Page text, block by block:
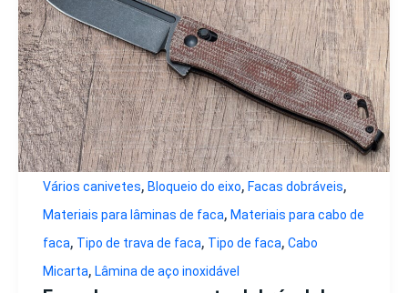
Vários canivetes, Bloqueio do eixo, Facas dobráveis,
Materiais para lâminas de faca, Materiais para cabo de
faca, Tipo de trava de faca, Tipo de faca, Cabo
Micarta, Lâmina de aço inoxidável